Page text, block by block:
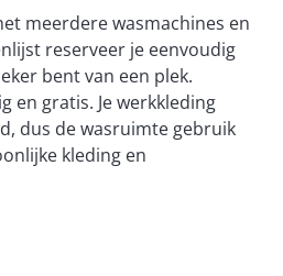
meerdere wasmachines en
reserveer je eenvoudig
bent van een plek.
en gratis. Je werkkleding
dus de wasruimte gebruik
kleding en